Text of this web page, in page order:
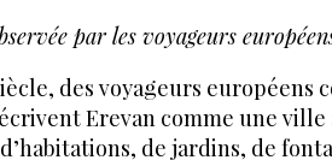
par les voyageurs
des voyageurs européens
Erevan comme une
de jardins, de